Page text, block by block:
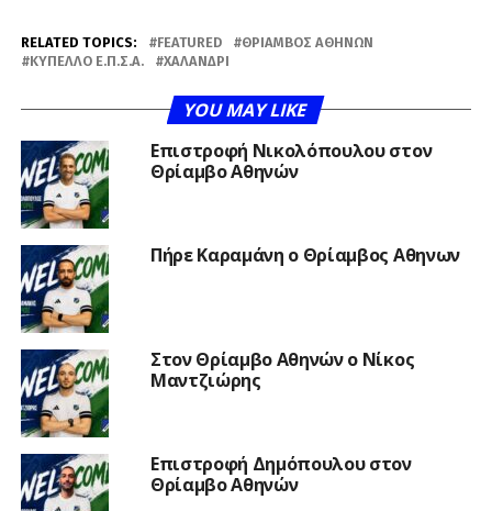
RELATED TOPICS: FEATURED
ΘΡΊΑΜΒΟΣ ΑΘΗΝΏΝ
ΚΎΠΕΛΛΟ Ε.Π.Σ.Α.
ΧΑΛΆΝΔΡΙ
YOU MAY LIKE
Επιστροφή Νικολόπουλου στον
Θρίαμβο Αθηνών
Πήρε Καραμάνη ο Θρίαμβος Αθηνων
Στον Θρίαμβο Αθηνών ο Νίκος
Μαντζιώρης
Επιστροφή Δημόπουλου στον
Θρίαμβο Αθηνών